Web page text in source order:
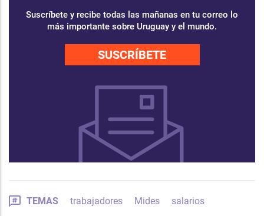
Suscríbete y recibe todas las mañanas en tu correo lo
más importante sobre Uruguay y el mundo.
SUSCRÍBETE
TEMAS trabajadores Mides salarios